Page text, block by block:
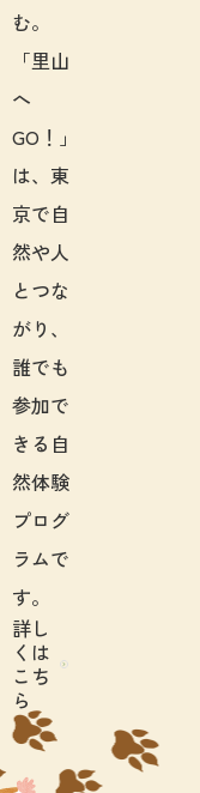
む。
「里山
へ
GO！」
は、東
京で自
然や人
とつな
がり、
誰でも
参加で
きる自
然体験
プログ
ラムで
す。
詳し
くは
こち
ら